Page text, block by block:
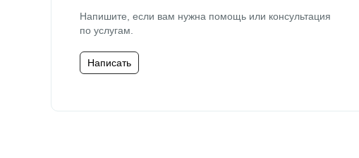
Напишите, если вам нужна помощь или консультация
по услугам.
Написать